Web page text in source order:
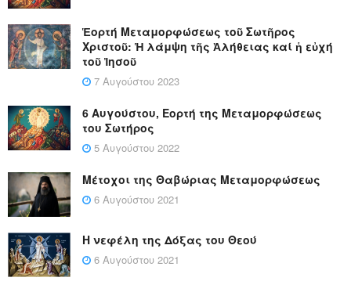
Ἑορτή Μεταμορφώσεως τοῦ Σωτῆρος
Χριστοῦ: Ἡ λάμψη τῆς Ἀλήθειας καί ἡ εὐχή
τοῦ Ἰησοῦ
7 Αυγούστου 2023
6 Αυγούστου, Εορτή της Μεταμορφώσεως
του Σωτήρος
5 Αυγούστου 2022
Μέτοχοι της Θαβώριας Μεταμορφώσεως
6 Αυγούστου 2021
Η νεφέλη της Δόξας του Θεού
6 Αυγούστου 2021